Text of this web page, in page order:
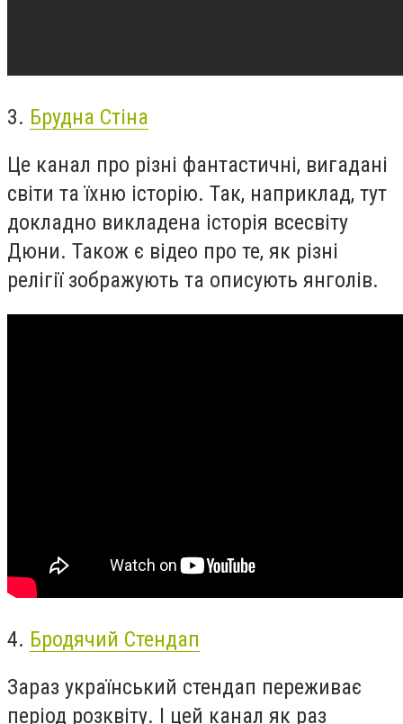
3. Брудна Стіна
Це канал про різні фантастичні, вигадані
світи та їхню історію. Так, наприклад, тут
докладно викладена історія всесвіту
Дюни. Також є відео про те, як різні
релігії зображують та описують янголів.
4. Бродячий Стендап
Зараз український стендап переживає
період розквіту. І цей канал як раз